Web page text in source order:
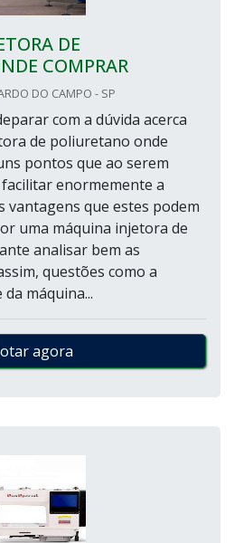
DE
COMPRAR
DO CAMPO - SP
com a dúvida acerca
de poliuretano onde
pontos que ao serem
enormemente a
vantagens que estes podem
uma máquina injetora de
analisar bem as
questões como a
máquina...
agora